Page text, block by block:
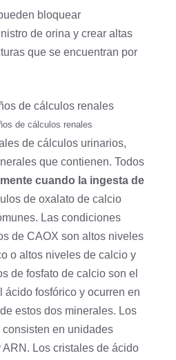
bloquear
de orina y crear altas
que se encuentran por
de cálculos renales
de cálculos urinarios,
que contienen. Todos
cuando la ingesta de
de oxalato de calcio
Las condiciones
de CAOX son altos niveles
o altos niveles de calcio y
de fosfato de calcio son el
ácido fosfórico y ocurren en
estos dos minerales. Los
en unidades
ARN. Los cristales de ácido